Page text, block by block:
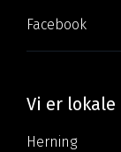
Facebook
Vi er lokale
Herning